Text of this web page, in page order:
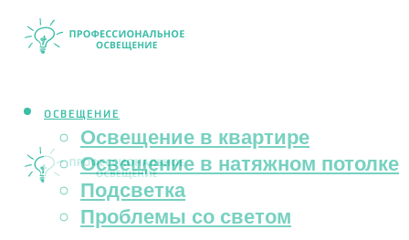
ОСВЕЩЕНИЕ
Освещение в квартире
Освещение в натяжном потолке
Подсветка
Проблемы со светом